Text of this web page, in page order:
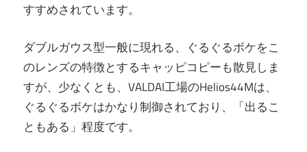
すすめされています。
ダブルガウス型一般に現れる、ぐるぐるボケをこ
のレンズの特徴とするキャッピコピーも散見しま
すが、少なくとも、VALDAI工場のHelios44Mは、
ぐるぐるボケはかなり制御されており、「出るこ
ともある」程度です。